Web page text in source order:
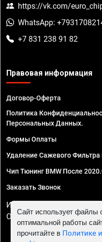
https://vk.com/
WhatsApp:
+7 831 238 91 82
Правовая информация
Договор-Оферта
Политика
Персональных Данных.
Формы Оплаты
Удаление Сажевого Фильтра
Чип Тюнинг BMW После
Заказать Звонок
ИП Смирнов Георгий
ОГРНИП
Сайт использует файлы
оптимальной работы
прочитайте в Политике